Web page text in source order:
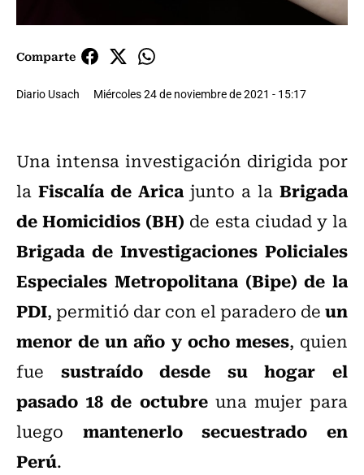
Comparte
Diario Usach Miércoles 24 de noviembre de 2021 - 15:17
Una intensa investigación dirigida por
la Fiscalía de Arica junto a la Brigada
de Homicidios (BH) de esta ciudad y la
Brigada de Investigaciones Policiales
Especiales Metropolitana (Bipe) de la
PDI, permitió dar con el paradero deun
menor de un año y ocho meses, quien
fue sustraído desde su hogar el
pasado 18 de octubreuna mujer para
luego mantenerlo secuestrado en
Perú.